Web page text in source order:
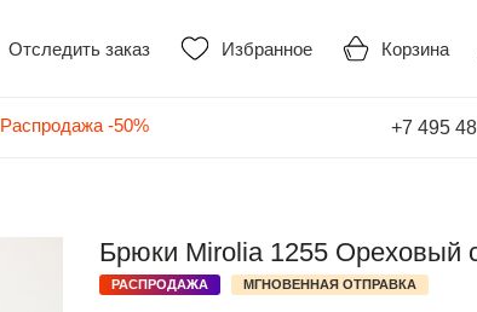
Отследить заказ Избранное Корзина
Распродажа -50% +7 495
Брюки Mirolia 1255 Ореховый
РАСПРОДАЖА МГНОВЕННАЯ ОТПРАВКА